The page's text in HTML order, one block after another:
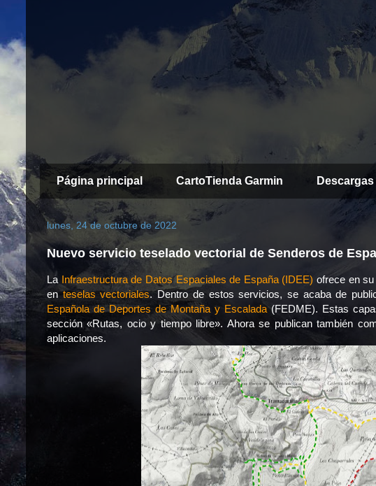
Página principal CartoTienda Garmin Descargas
lunes, 24 de octubre de 2022
Nuevo servicio teselado vectorial de Senderos de
La Infraestructura de Datos Espaciales de España (IDEE) ofrece en
enteselas vectoriales. Dentro de estos servicios, se acaba de
Española de Deportes de Montaña y Escalada(FEDME). Estas
sección «Rutas, ocio y tiempo libre». Ahora se publican también
aplicaciones.